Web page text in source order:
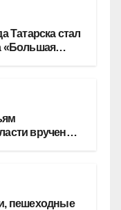
Татарска стал
«Большая
вручены
пешеходные